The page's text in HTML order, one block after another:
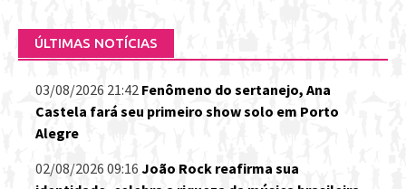
ÚLTIMAS NOTÍCIAS
03/08/2026 21:42 Fenômeno do sertanejo, Ana
Castela fará seu primeiro show solo em Porto
Alegre
02/08/2026 09:16 João Rock reafirma sua